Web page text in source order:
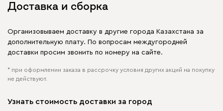
Доставка и сборка
Организовываем доставку в другие города Казахстана за
дополнительную плату. По вопросам междугородней
доставки просим звонить по номеру на сайте.
* при оформлении заказа в рассрочку условия других акций на покупку
не действуют.
Узнать стоимость доставки за город